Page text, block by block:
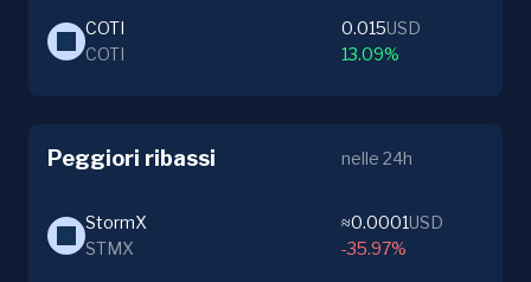
COTI
COTI
0.015USD
13.09%
Peggiori ribassi nelle 24h
StormX
STMX
≈0.0001USD
-35.97%